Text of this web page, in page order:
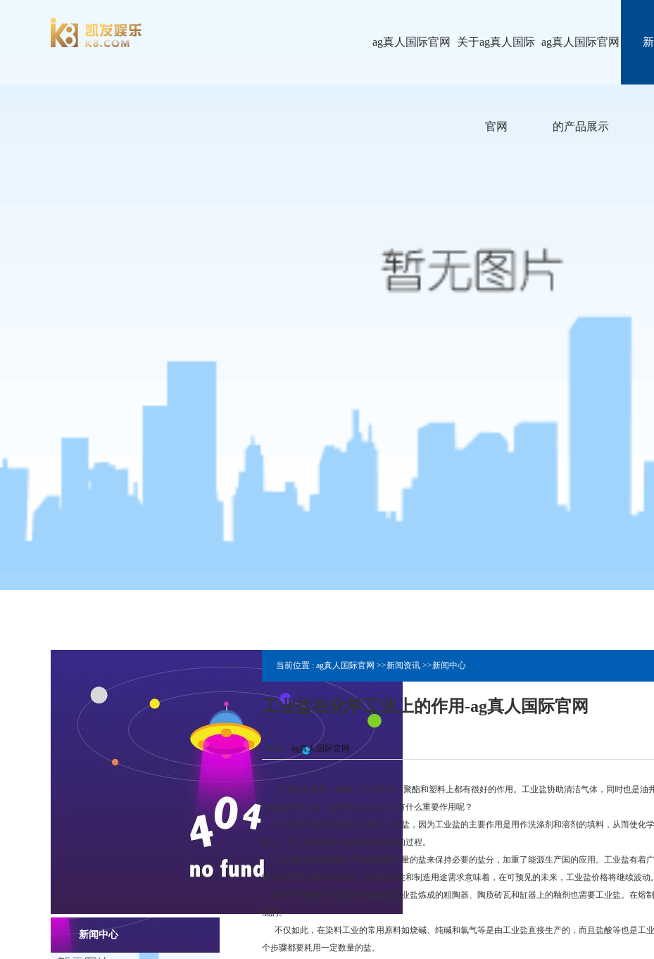
ag真人国际官网 关于ag真人国际
官网
ag真人国际官网
的产品展示
新闻中心
当前位置 : ag真人国际官网 >>新闻资讯 >>新闻中心
工业盐在化学工业上的作用-ag真人国际官网
来源： ag真人国际官网
工业盐在染料、织物、生产玻璃，聚酯和塑料上都有很好的作用。工业盐协助清洁气体，同时也是油
业盐是化学之母，那它在化学生产上有什么重要作用呢？
化工生产在很大程度上依赖于工业盐，因为工业盐的主要作用是用作洗涤剂和溶剂的填料，从而使化
成分，化工等行业有大量的制造肥皂的过程。
太阳能水池等能源生产设施需要大量的盐来保持必要的盐分，加重了能源生产国的应用。工业盐有着
能不是世界上稀有的资源，它的安全性和制造用途需求意味着，在可预见的未来，工业盐价格将继续波动。
而生产玻璃的主要原料的碱是由工业盐炼成的粗陶器、陶质砖瓦和缸器上的釉剂也需要工业盐。在熔
成的。
不仅如此，在染料工业的常用原料如烧碱、纯碱和氯气等是由工业盐直接生产的，而且盐酸等也是工
个步骤都要耗用一定数量的盐。